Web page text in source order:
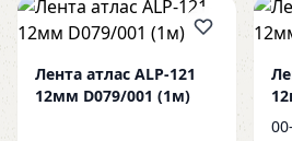
Лента атлас ALP-121
12мм D079/001 (1м)